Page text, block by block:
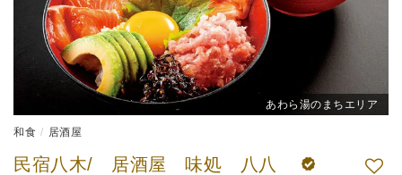
あわら湯のまちエリア
和食 居酒屋
民宿八木/ 居酒屋 味処 八八